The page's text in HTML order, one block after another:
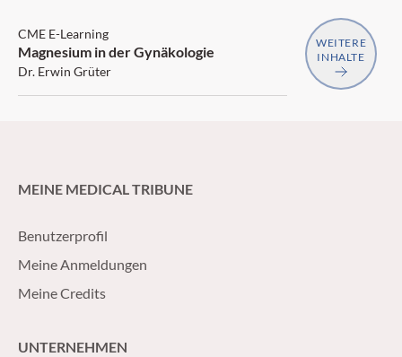
CME E-Learning
Magnesium in der Gynäkologie
Dr. Erwin Grüter
WEITERE
INHALTE
MEINE MEDICAL TRIBUNE
Benutzerprofil
Meine Anmeldungen
Meine Credits
UNTERNEHMEN